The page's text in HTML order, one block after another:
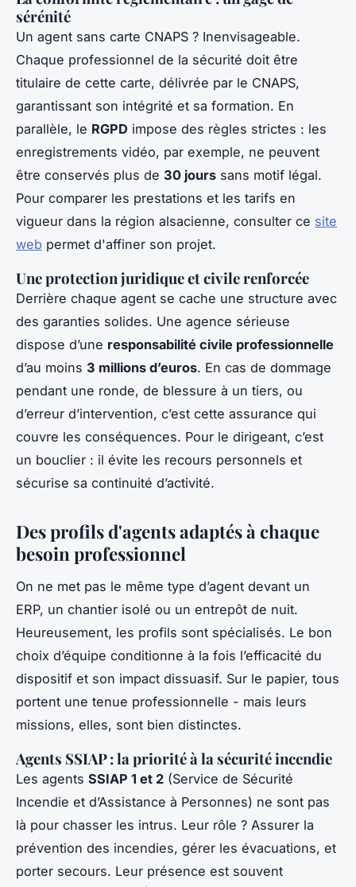
sérénité
Un agent sans carte CNAPS ? Inenvisageable.
Chaque professionnel de la sécurité doit être
titulaire de cette carte, délivrée par le CNAPS,
garantissant son intégrité et sa formation. En
parallèle, le RGPD impose des règles strictes : les
enregistrements vidéo, par exemple, ne peuvent
être conservés plus de 30 jours sans motif légal.
Pour comparer les prestations et les tarifs en
vigueur dans la région alsacienne, consulter ce site
web permet d'affiner son projet.
Une protection juridique et civile renforcée
Derrière chaque agent se cache une structure avec
des garanties solides. Une agence sérieuse
dispose d’une responsabilité civile professionnelle
d’au moins 3 millions d’euros. En cas de dommage
pendant une ronde, de blessure à un tiers, ou
d’erreur d’intervention, c’est cette assurance qui
couvre les conséquences. Pour le dirigeant, c’est
un bouclier : il évite les recours personnels et
sécurise sa continuité d’activité.
Des profils d'agents adaptés à chaque
besoin professionnel
On ne met pas le même type d’agent devant un
ERP, un chantier isolé ou un entrepôt de nuit.
Heureusement, les profils sont spécialisés. Le bon
choix d’équipe conditionne à la fois l’efficacité du
dispositif et son impact dissuasif. Sur le papier, tous
portent une tenue professionnelle - mais leurs
missions, elles, sont bien distinctes.
Agents SSIAP : la priorité à la sécurité incendie
Les agents SSIAP 1 et 2 (Service de Sécurité
Incendie et d’Assistance à Personnes) ne sont pas
là pour chasser les intrus. Leur rôle ? Assurer la
prévention des incendies, gérer les évacuations, et
porter secours. Leur présence est souvent